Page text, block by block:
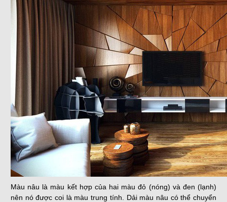
Màu nâu là màu kết hợp của hai màu đỏ (nóng) và đen (lạnh)
nên nó được coi là màu trung tính. Dải màu nâu có thể chuyển